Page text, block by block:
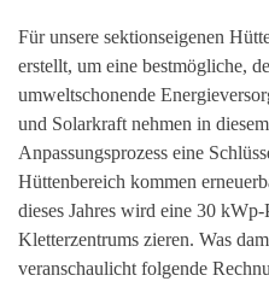
Für unsere sektionseigenen
erstellt, um eine bestmögliche,
umweltschonende
und Solarkraft nehmen in
Anpassungsprozess eine
Hüttenbereich kommen
dieses Jahres wird eine 30
Kletterzentrums zieren. Was
veranschaulicht folgende